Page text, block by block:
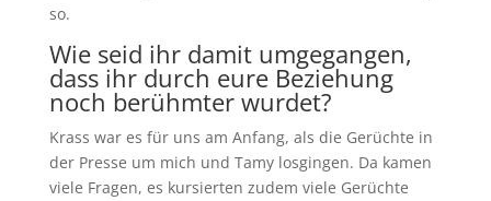
so.
Wie seid ihr damit umgegangen,
dass ihr durch eure Beziehung
noch berühmter wurdet?
Krass war es für uns am Anfang, als die Gerüchte in
der Presse um mich und Tamy losgingen. Da kamen
viele Fragen, es kursierten zudem viele Gerüchte